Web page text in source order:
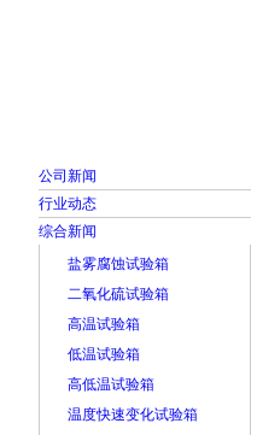
公司新闻
行业动态
综合新闻
盐雾腐蚀试验箱
二氧化硫试验箱
高温试验箱
低温试验箱
高低温试验箱
温度快速变化试验箱